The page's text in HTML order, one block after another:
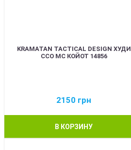
KRAMATAN TACTICAL DESIGN ХУДИ
ССО МС КОЙОТ 14856
2150 грн
В КОРЗИНУ